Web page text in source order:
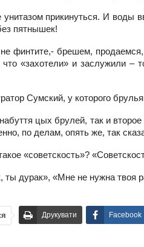
прикинуться. И воды
пятнышек!
финтите,- брешем,
«захотели» и заслужили –
Сумский, у которого
цых брулей, так и
по делам, опять же, так
«советскость»?
ты дурак», «Мне не нужна
Друкувати Facebook